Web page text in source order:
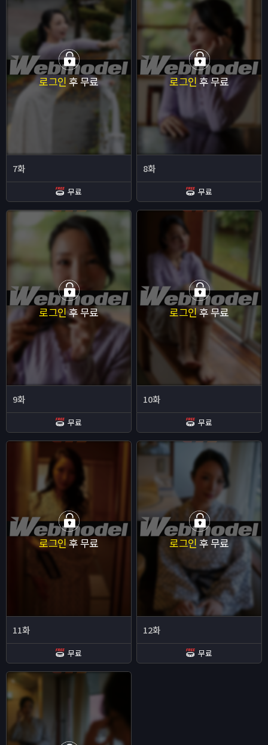
로그인 후 무료
7화
무료
로그인후 무료
8화
무료
로그인후 무료
9화
무료
로그인후 무료
10화
무료
로그인 후 무료
11화
무료
로그인 후 무료
12화
무료